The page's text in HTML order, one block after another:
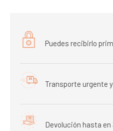
Puedes recibirlo
Transporte urgente y
Devolución hasta en